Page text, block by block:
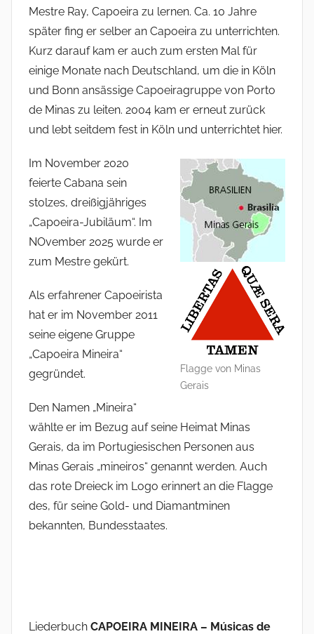
Mestre Ray, Capoeira zu lernen. Ca. 10 Jahre
später fing er selber an Capoeira zu unterrichten.
Kurz darauf kam er auch zum ersten Mal für
einige Monate nach Deutschland, um die in Köln
und Bonn ansässige Capoeiragruppe von Porto
de Minas zu leiten. 2004 kam er erneut zurück
und lebt seitdem fest in Köln und unterrichtet hier.
Flagge von Minas
Gerais
Im November 2020
feierte Cabana sein
stolzes, dreißigjähriges
„Capoeira-Jubiläum“. Im
NOvember 2025 wurde er
zum Mestre gekürt.
Als erfahrener Capoeirista
hat er im November 2011
seine eigene Gruppe
„Capoeira Mineira“
gegründet.
Den Namen „Mineira“
wählte er im Bezug auf seine Heimat Minas
Gerais, da im Portugiesischen Personen aus
Minas Gerais „mineiros“ genannt werden. Auch
das rote Dreieck im Logo erinnert an die Flagge
des, für seine Gold- und Diamantminen
bekannten, Bundesstaates.
Liederbuch CAPOEIRA MINEIRA – Músicas de